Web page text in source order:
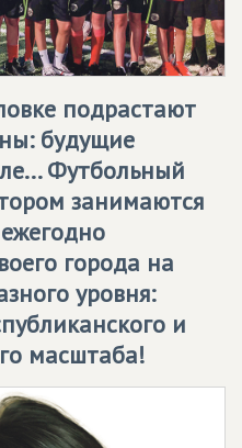
подрастают
будущие
Футбольный
занимаются
города на
уровня:
и
масштаба!